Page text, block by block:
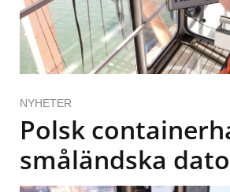
NYHETER
Polsk
småländska